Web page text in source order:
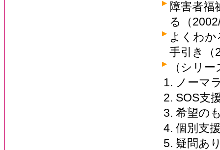
障害者福
る（
よくわ
手引き（
（シリ
ノーマ
SOS支
希望の
個別支
疑問あ